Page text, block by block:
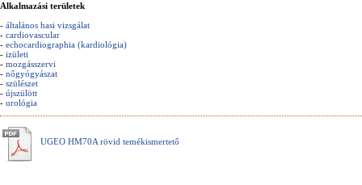
Alkalmazási területek
- általános hasi vizsgálat
- cardiovascular
- echocardiographia (kardiológia)
- izületi
- mozgásszervi
- nőgyógyászat
- szülészet
- újszülött
- urológia
UGEO HM70A rövid temékismertető